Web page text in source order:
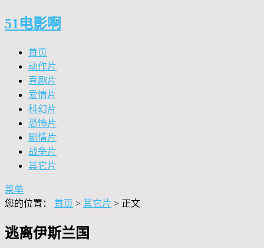
51电影啊
首页
动作片
喜剧片
爱情片
科幻片
恐怖片
剧情片
战争片
其它片
菜单
您的位置： 首页 > 其它片 > 正文
逃离伊斯兰国